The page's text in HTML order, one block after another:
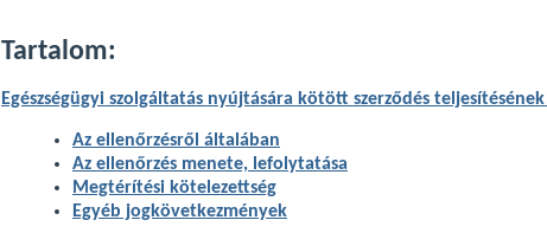
Tartalom:
Egészségügyi szolgáltatás nyújtására kötött szerződés
Az ellenőrzésről általában
Az ellenőrzés menete, lefolytatása
Megtérítési kötelezettség
Egyéb jogkövetkezmények